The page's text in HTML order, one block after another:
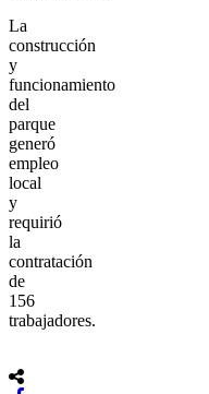
La
construcción
y
funcionamiento
del
parque
generó
empleo
local
y
requirió
la
contratación
de
156
trabajadores.